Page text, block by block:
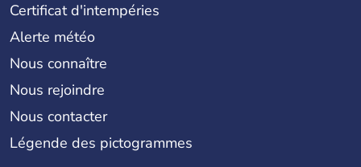
Certificat d'intempéries
Alerte météo
Nous connaître
Nous rejoindre
Nous contacter
Légende des pictogrammes